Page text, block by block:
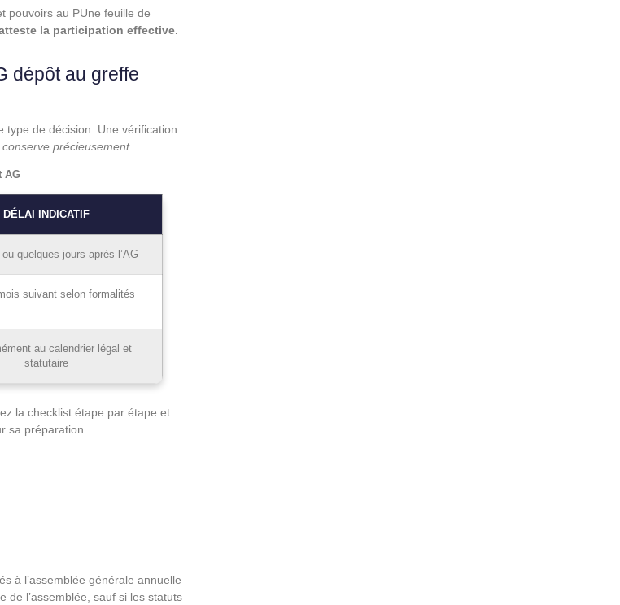
pouvoirs au PUne feuille de
la participation effective.
dépôt au greffe
type de décision. Une vérification
précieusement.
AG
DÉLAI INDICATIF
ou quelques jours après l’AG
suivant selon formalités
au calendrier légal et
statutaire
la checklist étape par étape et
sa préparation.
à l’assemblée générale annuelle
de l’assemblée, sauf si les statuts